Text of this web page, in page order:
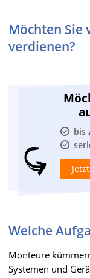
Möchten Sie
verdienen?
bis
Jetzt
Welche
Monteure
Systemen und